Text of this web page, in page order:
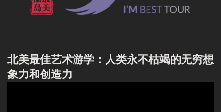
北美最佳艺术游学：人类永不枯竭的无穷想
象力和创造力